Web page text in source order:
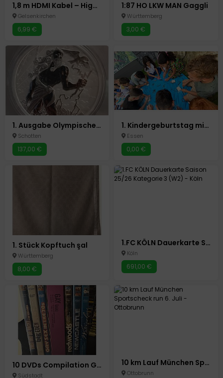
1,8 m HDMI Kabel – High Speed – HDMI zu HDMI
Gelsenkirchen
6,99 €
1:87 HO LKW MAN Gaggli
Württemberg
3,00 €
1. Ausgabe Olympische Götter - Zeus 1oz Silber
Schotten
137,00 €
1. Kindergeburtstag mit Escape Room zuhause im Ruhrgebiet
Essen
0,00 €
1. Stück Kopftuch şal
Württemberg
8,00 €
1.FC KÖLN Dauerkarte Saison 25/26 Kategorie 3 (W2)
Köln
691,00 €
10 DVDs Compilation Gay teils OVP
Südstadt
10 km Lauf München Sportscheck run 6. Juli
Ottobrunn